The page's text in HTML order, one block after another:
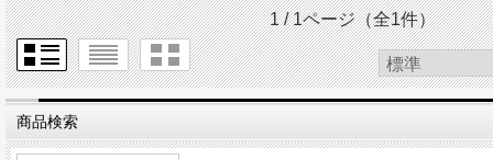
1 / 1ページ（全1件）
商品検索